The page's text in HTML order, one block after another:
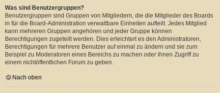
Was sind Benutzergruppen?
Benutzergruppen sind Gruppen von Mitgliedern, die die Mitglieder des Boards
in für die Board-Administration verwaltbare Einheiten aufteilt. Jedes Mitglied
kann mehreren Gruppen angehören und jeder Gruppe können
Berechtigungen zugeteilt werden. Dies erleichtert es den Administratoren,
Berechtigungen für mehrere Benutzer auf einmal zu ändern und sie zum
Beispiel zu Moderatoren eines Bereichs zu machen oder ihnen Zugriff zu
einem nichtöffentlichen Forum zu geben.
Nach oben